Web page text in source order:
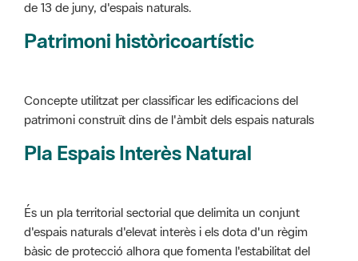
Concepte utilitzat per classificar les edificacions del
Pla Espais Interès Natural
És un pla territorial sectorial que delimita un conjunt
món rural assegurant el menteniment i millora de les
activitats tradicionasl compatibles o necessàries per al
manteniment els valors naturals que es protegeixen. La